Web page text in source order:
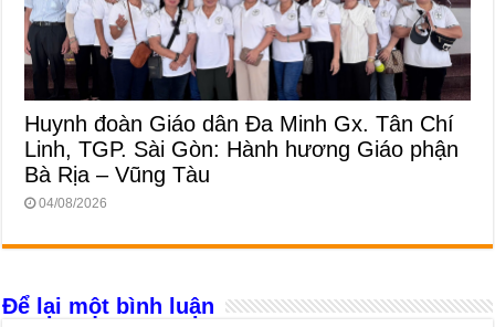
Huynh đoàn Giáo dân Đa Minh Gx. Tân Chí
Linh, TGP. Sài Gòn: Hành hương Giáo phận
Bà Rịa – Vũng Tàu
04/08/2026
Để lại một bình luận